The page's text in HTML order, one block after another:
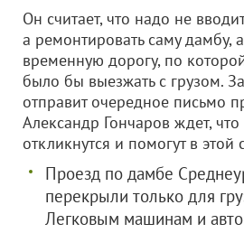
Он считает, что надо не
а ремонтировать саму дамбу,
временную дорогу, по
было бы выезжать с грузом.
отправит очередное письмо
Александр Гончаров ждет,
откликнутся и помогут в этой
Проезд по дамбе
перекрыли только для
Легковым машинам и